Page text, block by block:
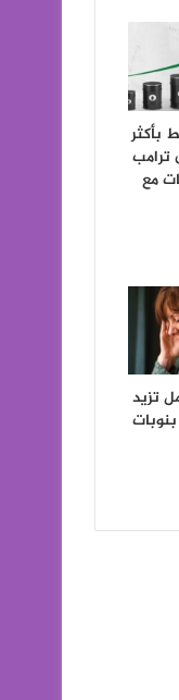
بأكثر
ترامب
مع
تزيد
بنوبات